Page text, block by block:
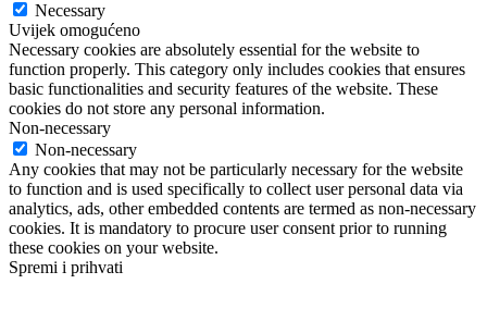
Necessary
Uvijek omogućeno
Necessary cookies are absolutely essential for the website to
function properly. This category only includes cookies that ensures
basic functionalities and security features of the website. These
cookies do not store any personal information.
Non-necessary
Non-necessary
Any cookies that may not be particularly necessary for the website
to function and is used specifically to collect user personal data via
analytics, ads, other embedded contents are termed as non-necessary
cookies. It is mandatory to procure user consent prior to running
these cookies on your website.
Spremi i prihvati